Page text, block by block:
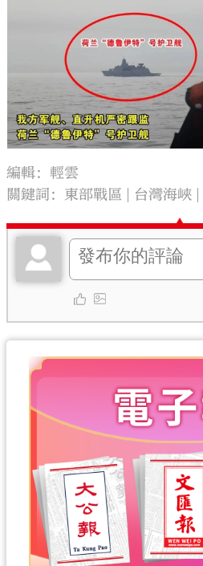
編輯：輕雲
關鍵詞： 東部戰區 台灣海峽